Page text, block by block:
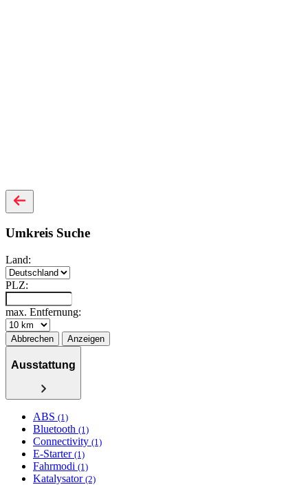
Umkreis Suche
Land:
PLZ:
max. Entfernung:
Abbrechen Anzeigen
Ausstattung
ABS (1)
Bluetooth (1)
Connectivity (1)
E-Starter (1)
Fahrmodi (1)
Katalysator (2)